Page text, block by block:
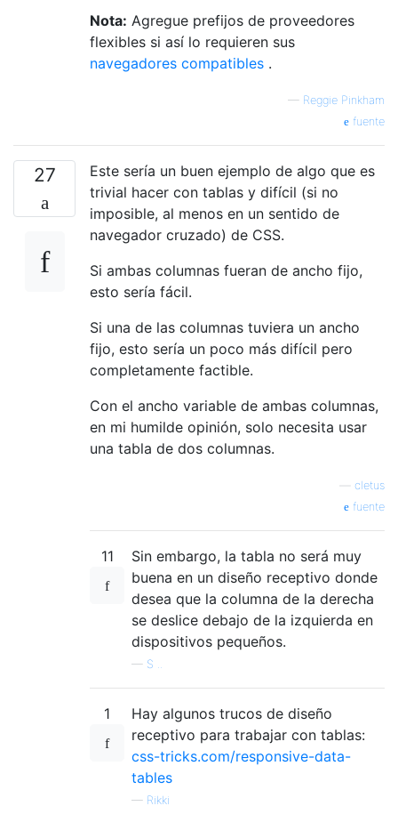
Nota: Agregue prefijos de proveedores
flexibles si así lo requieren sus
navegadores compatibles .
— Reggie Pinkham
fuente
27
Este sería un buen ejemplo de algo que es
trivial hacer con tablas y difícil (si no
imposible, al menos en un sentido de
navegador cruzado) de CSS.
Si ambas columnas fueran de ancho fijo,
esto sería fácil.
Si una de las columnas tuviera un ancho
fijo, esto sería un poco más difícil pero
completamente factible.
Con el ancho variable de ambas columnas,
en mi humilde opinión, solo necesita usar
una tabla de dos columnas.
cletus
fuente
11
Sin embargo, la tabla no será muy
buena en un diseño receptivo donde
desea que la columna de la derecha
se deslice debajo de la izquierda en
dispositivos pequeños.
— S ..
1
Hay algunos trucos de diseño
receptivo para trabajar con tablas:
css-tricks.com/responsive-data-
tables
— Rikki